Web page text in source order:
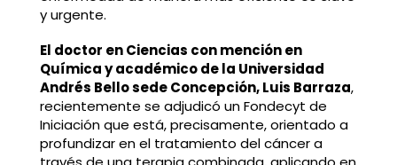
y urgente.
El doctor en Ciencias con mención en
Química y académico de la Universidad
Andrés Bello sede Concepción, Luis Barraza,
recientemente se adjudicó un Fondecyt de
Iniciación que está, precisamente, orientado a
profundizar en el tratamiento del cáncer a